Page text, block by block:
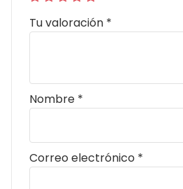
Tu valoración *
Nombre *
Correo electrónico *